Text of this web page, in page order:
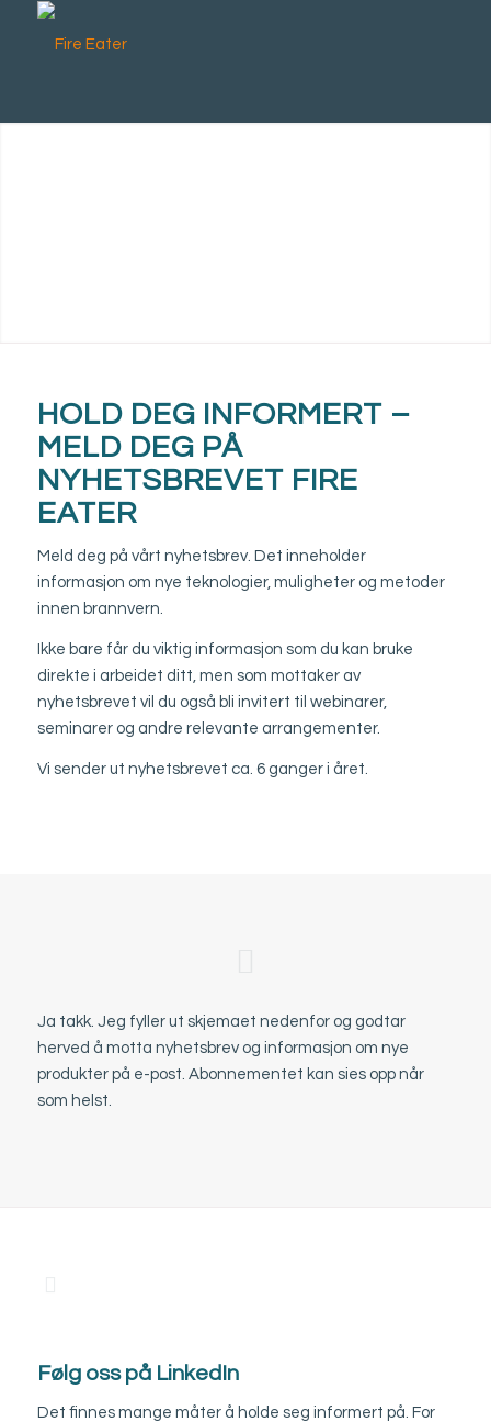
HOLD DEG INFORMERT –
MELD DEG PÅ
NYHETSBREVET FIRE
EATER
Meld deg på vårt nyhetsbrev. Det inneholder
informasjon om nye teknologier, muligheter og metoder
innen brannvern.
Ikke bare får du viktig informasjon som du kan bruke
direkte i arbeidet ditt, men som mottaker av
nyhetsbrevet vil du også bli invitert til webinarer,
seminarer og andre relevante arrangementer.
Vi sender ut nyhetsbrevet ca. 6 ganger i året.
Ja takk. Jeg fyller ut skjemaet nedenfor og godtar
herved å motta nyhetsbrev og informasjon om nye
produkter på e-post. Abonnementet kan sies opp når
som helst.
Følg oss på LinkedIn
Det finnes mange måter å holde seg informert på. For